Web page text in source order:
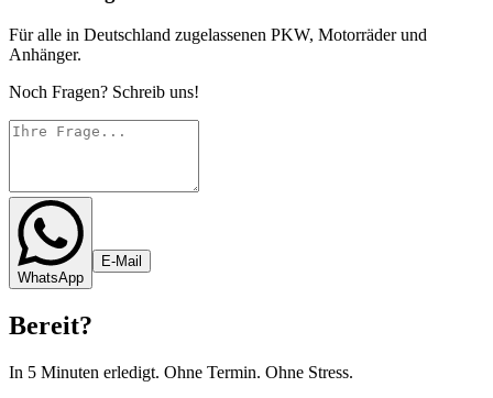
Für alle in Deutschland zugelassenen PKW, Motorräder und
Anhänger.
Noch Fragen? Schreib uns!
WhatsApp
E-Mail
Bereit?
In 5 Minuten erledigt. Ohne Termin. Ohne Stress.